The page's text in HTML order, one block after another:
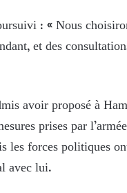
: « Nous
et des
avoir proposé à
prises par
les forces politiques
avec lui.